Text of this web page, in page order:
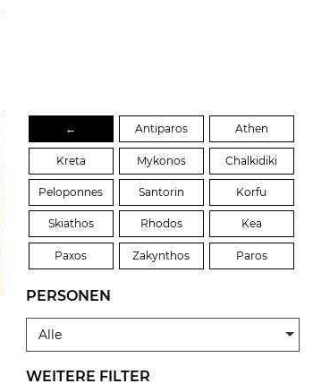
← Antiparos Athen
Kreta Mykonos Chalkidiki
Peloponnes Santorin Korfu
Skiathos Rhodos Kea
Paxos Zakynthos Paros
PERSONEN
Alle
WEITERE FILTER